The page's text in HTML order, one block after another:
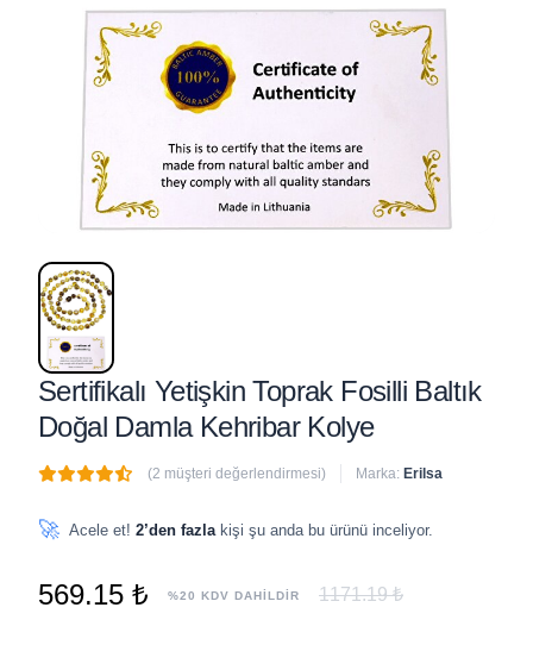
Sertifikalı Yetişkin Toprak Fosilli Baltık
Doğal Damla Kehribar Kolye
(2 müşteri değerlendirmesi) Marka: Erilsa
🚀 Acele et! 2’den fazla kişi şu anda bu ürünü inceliyor.
569.15 ₺ %20 KDV DAHİLDİR 1171.19 ₺